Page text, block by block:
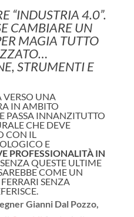
“INDUSTRIA 4.0”.
CAMBIARE UN
MAGIA TUTTO
STRUMENTI E
VERSO UNA
IN AMBITO
PASSA INNANZITUTTO
CHE DEVE
CON IL
E
PROFESSIONALITÀ IN
QUESTE ULTIME
COME UN
SENZA
Gianni Dal Pozzo,